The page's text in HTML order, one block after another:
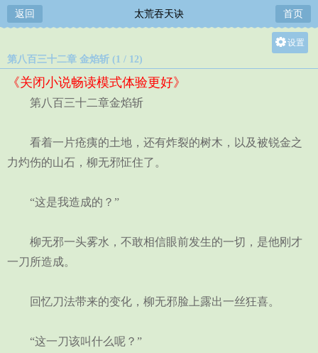
返回 太荒吞天诀 首页
设置
第八百三十二章 金焰斩 (1 / 12)
《关闭小说畅读模式体验更好》
第八百三十二章金焰斩
看着一片疮痍的土地，还有炸裂的树木，以及被锐金之
力灼伤的山石，柳无邪怔住了。
“这是我造成的？”
柳无邪一头雾水，不敢相信眼前发生的一切，是他刚才
一刀所造成。
回忆刀法带来的变化，柳无邪脸上露出一丝狂喜。
“这一刀该叫什么呢？”